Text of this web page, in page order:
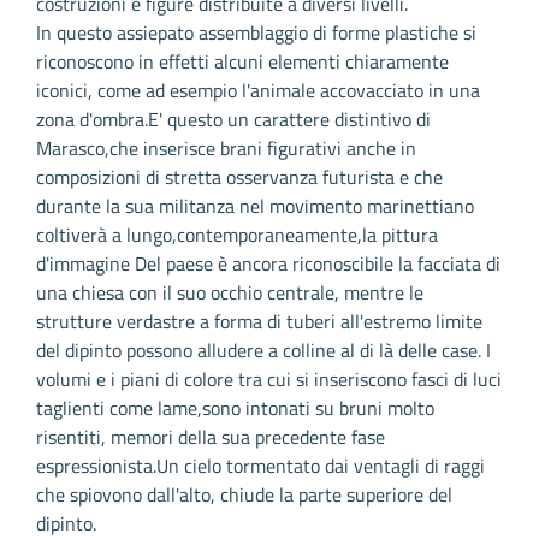
In questo assiepato assemblaggio di forme plastiche si
riconoscono in effetti alcuni elementi chiaramente
iconici, come ad esempio l'animale accovacciato in una
zona d'ombra.E' questo un carattere distintivo di
Marasco,che inserisce brani figurativi anche in
composizioni di stretta osservanza futurista e che
durante la sua militanza nel movimento marinettiano
coltiverà a lungo,contemporaneamente,la pittura
d'immagine Del paese è ancora riconoscibile la facciata di
una chiesa con il suo occhio centrale, mentre le
strutture verdastre a forma di tuberi all'estremo limite
del dipinto possono alludere a colline al di là delle case. I
volumi e i piani di colore tra cui si inseriscono fasci di luci
taglienti come lame,sono intonati su bruni molto
risentiti, memori della sua precedente fase
espressionista.Un cielo tormentato dai ventagli di raggi
che spiovono dall'alto, chiude la parte superiore del
dipinto.